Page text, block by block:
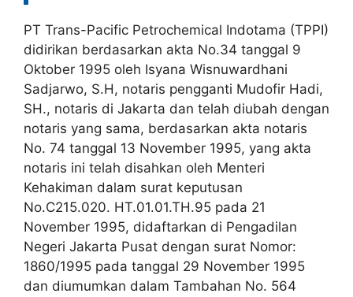
PT Trans-Pacific Petrochemical Indotama (TPPI)
didirikan berdasarkan akta No.34 tanggal 9
Oktober 1995 oleh Isyana Wisnuwardhani
Sadjarwo, S.H, notaris pengganti Mudofir Hadi,
SH., notaris di Jakarta dan telah diubah dengan
notaris yang sama, berdasarkan akta notaris
No. 74 tanggal 13 November 1995, yang akta
notaris ini telah disahkan oleh Menteri
Kehakiman dalam surat keputusan
No.C215.020. HT.01.01.TH.95 pada 21
November 1995, didaftarkan di Pengadilan
Negeri Jakarta Pusat dengan surat Nomor:
1860/1995 pada tanggal 29 November 1995
dan diumumkan dalam Tambahan No. 564